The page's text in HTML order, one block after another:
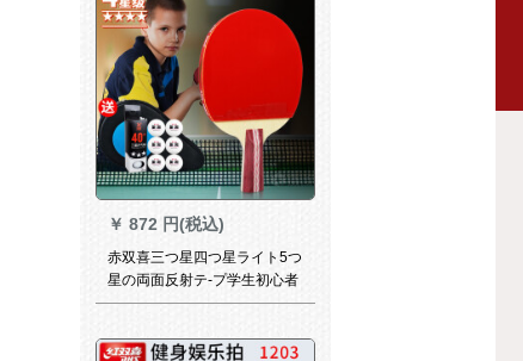
￥ 872 円(税込)
赤双喜三つ星四つ星ライト5つ
星の両面反射テ-プ学生初心者
入门フティネット完成品の写
テ-プ】を撮ります。